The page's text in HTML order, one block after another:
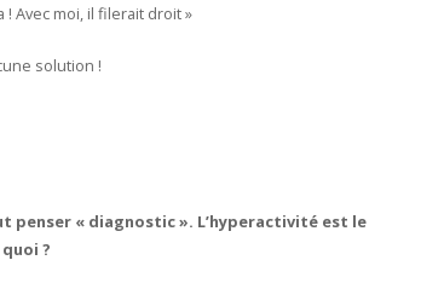
Avec moi, il filerait droit »
solution !
penser « diagnostic ». L’hyperactivité est le
?